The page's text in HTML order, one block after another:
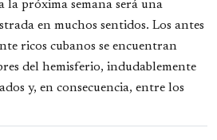
la próxima semana será una
en muchos sentidos. Los antes
ricos cubanos se encuentran
del hemisferio, indudablemente
y, en consecuencia, entre los